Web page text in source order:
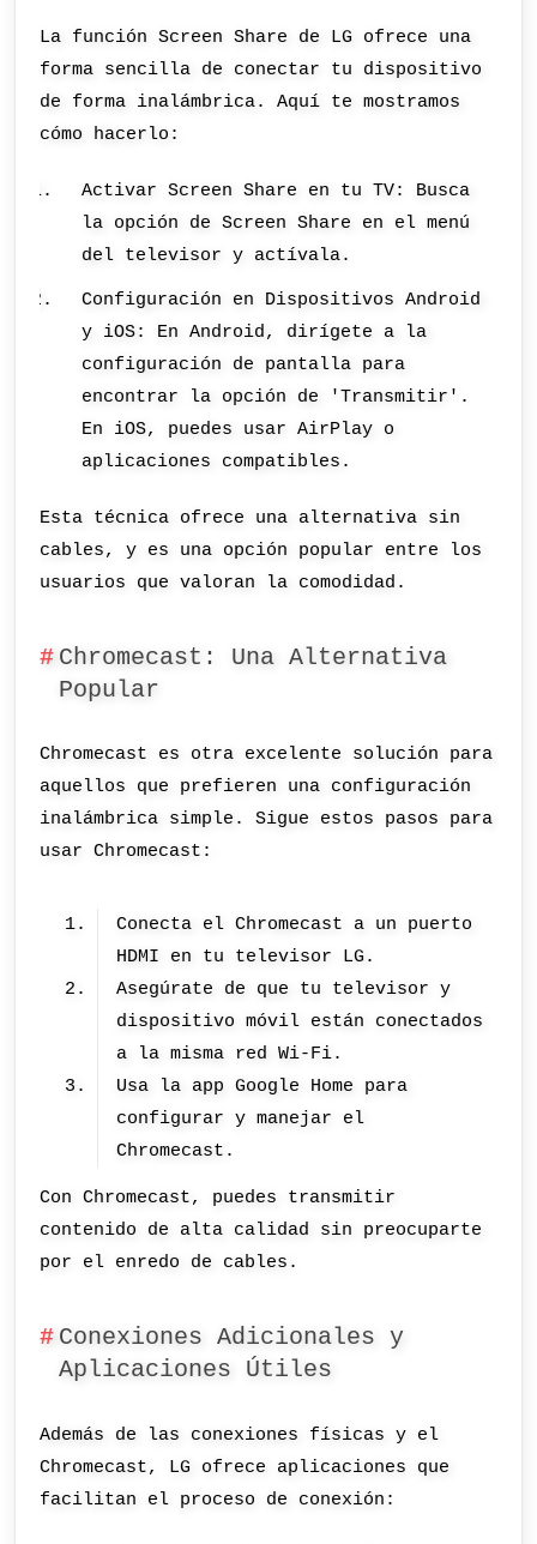
La función Screen Share de LG ofrece una
forma sencilla de conectar tu dispositivo
de forma inalámbrica. Aquí te mostramos
cómo hacerlo:
Activar Screen Share en tu TV: Busca
la opción de Screen Share en el menú
del televisor y actívala.
Configuración en Dispositivos Android
y iOS: En Android, dirígete a la
configuración de pantalla para
encontrar la opción de 'Transmitir'.
En iOS, puedes usar AirPlay o
aplicaciones compatibles.
Esta técnica ofrece una alternativa sin
cables, y es una opción popular entre los
usuarios que valoran la comodidad.
Chromecast: Una Alternativa
Popular
Chromecast es otra excelente solución para
aquellos que prefieren una configuración
inalámbrica simple. Sigue estos pasos para
usar Chromecast:
Conecta el Chromecast a un puerto
HDMI en tu televisor LG.
Asegúrate de que tu televisor y
dispositivo móvil están conectados
a la misma red Wi-Fi.
Usa la app Google Home para
configurar y manejar el
Chromecast.
Con Chromecast, puedes transmitir
contenido de alta calidad sin preocuparte
por el enredo de cables.
Conexiones Adicionales y
Aplicaciones Útiles
Además de las conexiones físicas y el
Chromecast, LG ofrece aplicaciones que
facilitan el proceso de conexión: